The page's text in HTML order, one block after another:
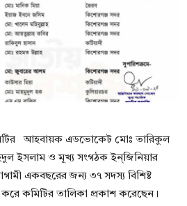
আহবায়ক এডভোকেট মোঃ তারিকুল
ইসলাম ও মূখ্য সংগঠক ইন্জিনিয়ার
একবছরের জন্য ৩৭ সদস্য বিশিষ্ট
কমিটির তালিকা প্রকাশ করেছেন।